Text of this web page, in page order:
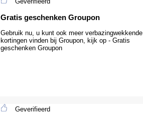
Gratis geschenken Groupon
Gebruik nu, u kunt ook meer verbazingwekkende
kortingen vinden bij Groupon, kijk op - Gratis
geschenken Groupon
Geverifieerd